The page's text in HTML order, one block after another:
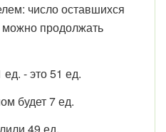
число оставшихся
продолжать
- это 51 ед.
будет 7 ед.